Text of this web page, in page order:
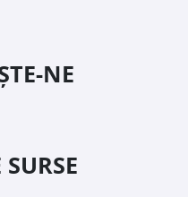
NE